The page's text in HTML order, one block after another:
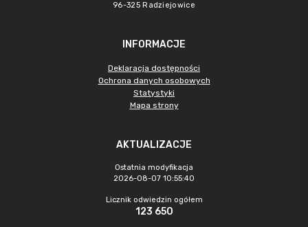
96-325 Radziejowice
INFORMACJE
Deklaracja dostępności
Ochrona danych osobowych
Statystyki
Mapa strony
AKTUALIZACJE
Ostatnia modyfikacja
2026-08-07 10:55:40
Licznik odwiedzin ogółem
123 650